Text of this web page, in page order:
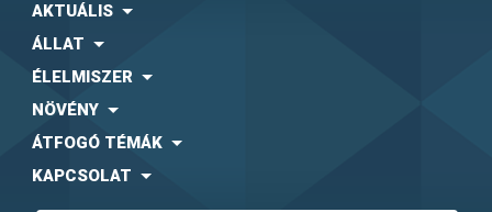
AKTUÁLIS
ÁLLAT
ÉLELMISZER
NÖVÉNY
ÁTFOGÓ TÉMÁK
KAPCSOLAT